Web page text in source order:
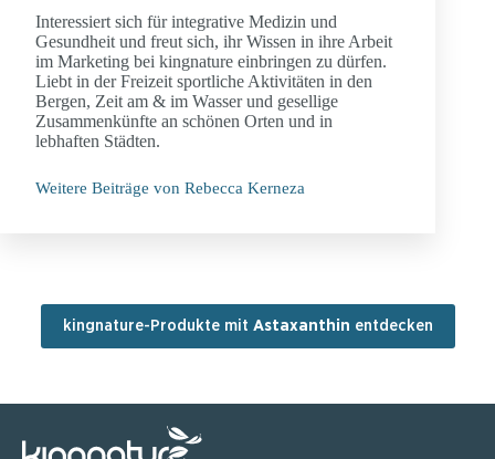
Interessiert sich für integrative Medizin und
Gesundheit und freut sich, ihr Wissen in ihre Arbeit
im Marketing bei kingnature einbringen zu dürfen.
Liebt in der Freizeit sportliche Aktivitäten in den
Bergen, Zeit am & im Wasser und gesellige
Zusammenkünfte an schönen Orten und in
lebhaften Städten.
Weitere Beiträge von Rebecca Kerneza
kingnature-Produkte mit Astaxanthin entdecken